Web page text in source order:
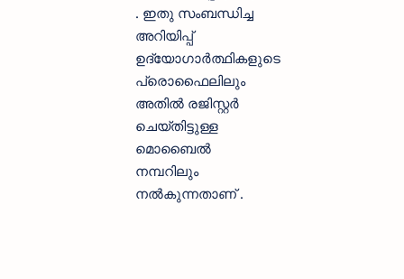
. ഇതു സംബന്ധിച്ച
അറിയിപ്പ്
ഉദ്യോഗാർത്ഥികളുടെ
പ്രൊഫൈലിലും
അതിൽ രജിസ്റ്റർ
ചെയ്തിട്ടുള്ള
മൊബൈൽ
നമ്പറിലും
നൽകുന്നതാണ് .